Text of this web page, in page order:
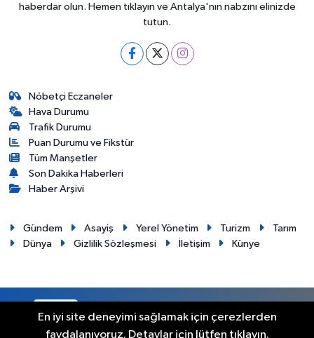
haberdar olun. Hemen tıklayın ve Antalya'nın nabzını elinizde
tutun.
Nöbetçi Eczaneler
Hava Durumu
Trafik Durumu
Puan Durumu ve Fikstür
Tüm Manşetler
Son Dakika Haberleri
Haber Arşivi
Gündem Asayiş Yerel Yönetim Turizm
Tarım
Dünya
Gizlilik Sözleşmesi İletişim Künye
RSS Copyright © 2012. Her hakkı saklıdır.
En iyi site deneyimi sağlamak için çerezlerden
faydalanıyoruz. Detaylar için lütfen tıklayın.